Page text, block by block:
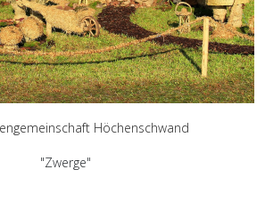
Höchenschwand
"Zwerge"